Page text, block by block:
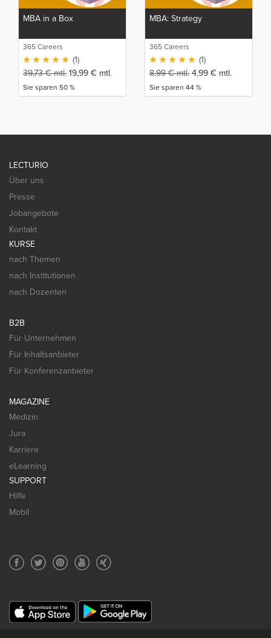
MBA in a Box
365 Careers
(1)
39,73€mtl. 19,99 € mtl.
Sie sparen 50 %
MBA: Strategy
365 Careers
(1)
8,99€mtl. 4,99 € mtl.
Sie sparen 44 %
LECTURIO
Über uns
Presse
Jobangebote
Kontakt
KURSE
nach Themen
nach Institutionen
nach Dozenten
B2B
Für Unternehmen
Für Inhaltsanbieter
Für Konferenzanbieter
MAGAZINE
Medizin
Jura
Karriere
eLearning
SUPPORT
Hilfe
Mobil